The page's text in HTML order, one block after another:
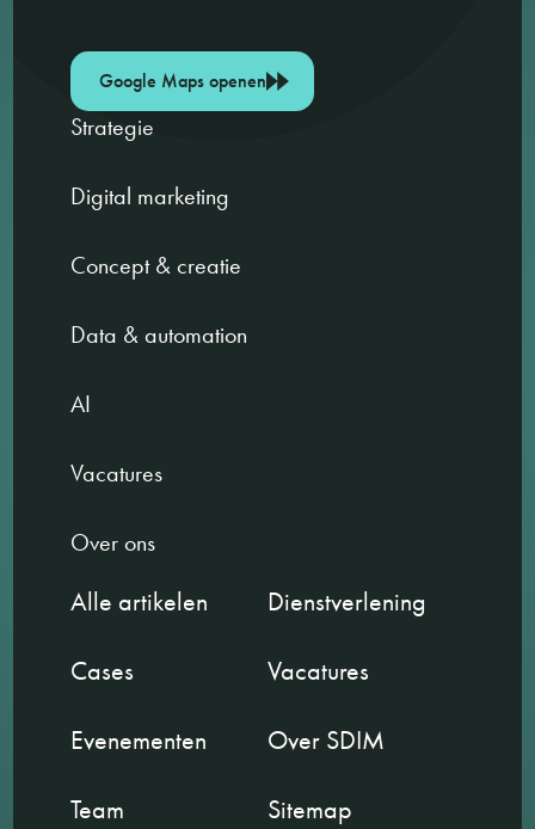
Google Maps openen
Strategie
Digital marketing
Concept & creatie
Data & automation
AI
Vacatures
Over ons
Alle artikelen
Dienstverlening
Cases
Vacatures
Evenementen
Over SDIM
Team
Sitemap